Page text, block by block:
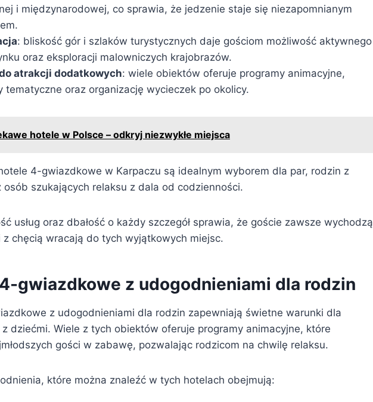
i międzynarodowej, co sprawia, że jedzenie staje się niezapomnianym
: bliskość gór i szlaków turystycznych daje gościom możliwość aktywnego
oraz eksploracji malowniczych krajobrazów.
atrakcji dodatkowych: wiele obiektów oferuje programy animacyjne,
tematyczne oraz organizację wycieczek po okolicy.
hotele w Polsce – odkryj niezwykłe miejsca
4-gwiazdkowe w Karpaczu są idealnym wyborem dla par, rodzin z
osób szukających relaksu z dala od codzienności.
usług oraz dbałość o każdy szczegół sprawia, że goście zawsze wychodzą
z chęcią wracają do tych wyjątkowych miejsc.
gwiazdkowe z udogodnieniami dla rodzin
z udogodnieniami dla rodzin zapewniają świetne warunki dla
dziećmi. Wiele z tych obiektów oferuje programy animacyjne, które
gości w zabawę, pozwalając rodzicom na chwilę relaksu.
które można znaleźć w tych hotelach obejmują: